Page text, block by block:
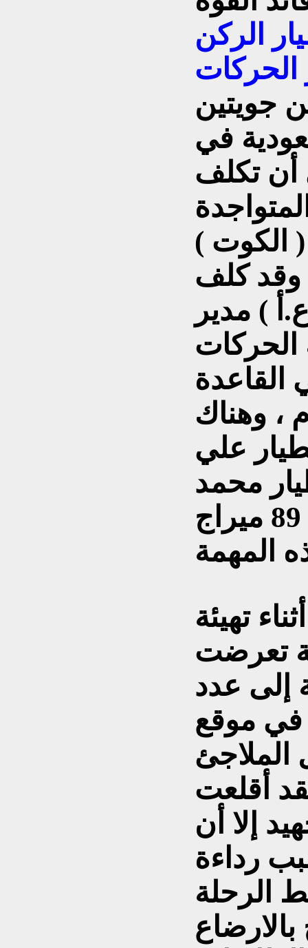
الركن
الحركات
جويتين
في
أن تكلف
الميراج ف1 ) المتواجدة
الكوت )
وقد كلف
) مدير
القاعدة
، وهناك
علي
محمد
سليم احمد من السرب 89 ميراج
وفي أثناء تهيئة
تعرضت
إلى عدد
في موقع
الملاجئ
أقلعت
إلا أن
رداءة
الرحلة